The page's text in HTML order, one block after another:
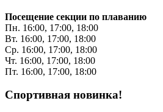
Посещение секции по плаванию
Пн. 16:00, 17:00, 18:00
Вт. 16:00, 17:00, 18:00
Ср. 16:00, 17:00, 18:00
Чт. 16:00, 17:00, 18:00
Пт. 16:00, 17:00, 18:00
Спортивная новинка!